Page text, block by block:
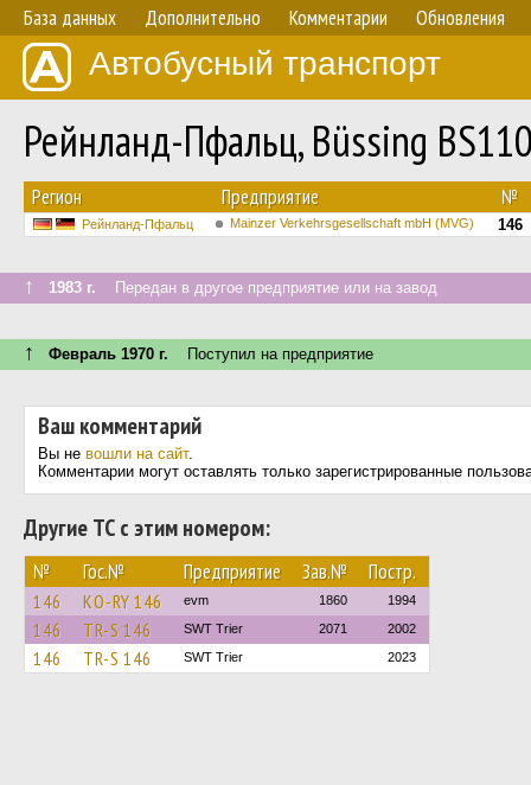
База данных Дополнительно Комментарии Обновления
Автобусный транспорт
Рейнланд-Пфальц, Büssing
Регион Предприятие №
Рейнланд-Пфальц Mainzer Verkehrsgesellschaft mbH (MVG) 146
↑ 1983 г. Передан в другое предприятие или на завод
↑ Февраль 1970 г. Поступил на предприятие
Ваш комментарий
Вы не вошли на сайт.
Комментарии могут оставлять только зарегистрированные
Другие ТС с этим номером:
№ Гос.№ Предприятие Зав.№ Постр.
146 KO-RY 146 evm 1860 1994
146 TR-S 146 SWT Trier 2071 2002
146 TR-S 146 SWT Trier 2023